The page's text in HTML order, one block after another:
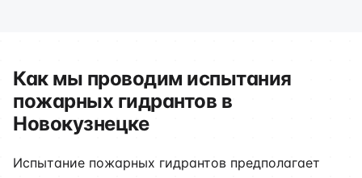
Как мы проводим испытания
пожарных гидрантов в
Новокузнецке
Испытание пожарных гидрантов предполагает